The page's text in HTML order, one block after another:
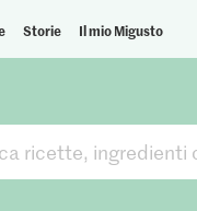
Storie Il mio Migusto